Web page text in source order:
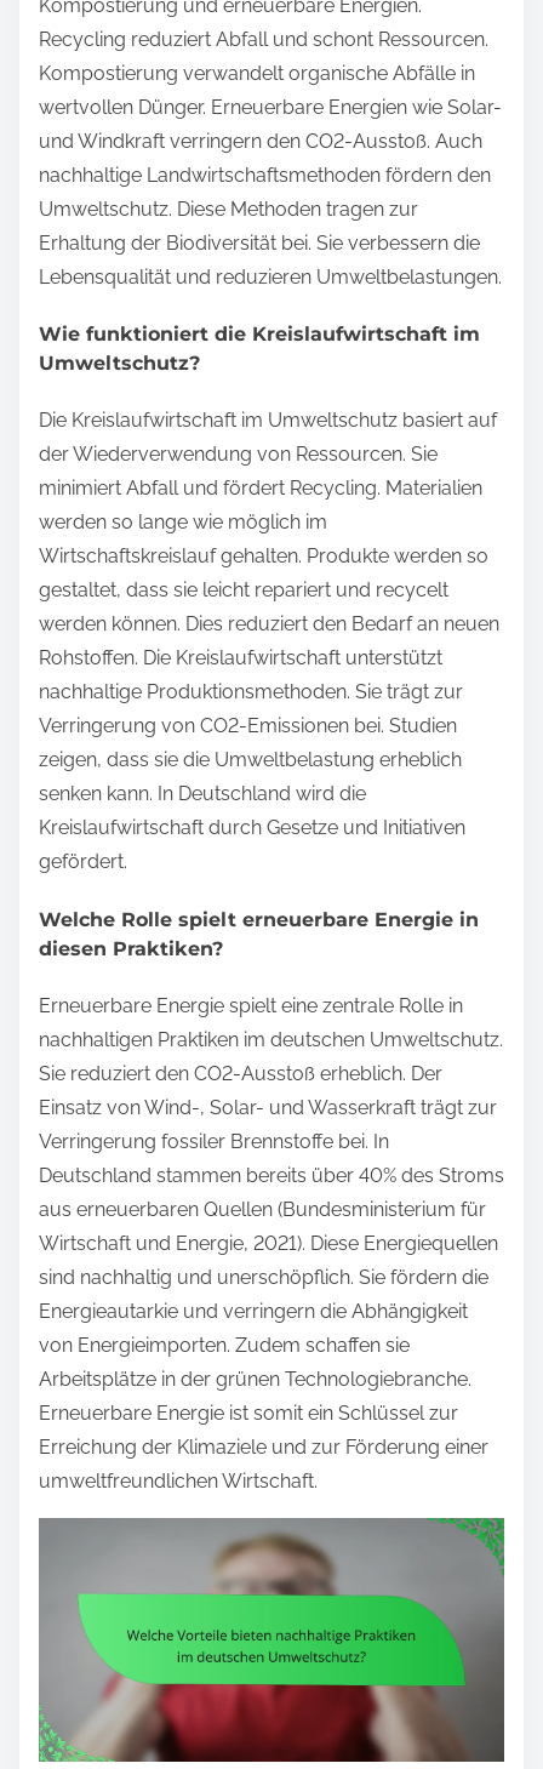
Kompostierung und erneuerbare Energien.
Recycling reduziert Abfall und schont Ressourcen.
Kompostierung verwandelt organische Abfälle in
wertvollen Dünger. Erneuerbare Energien wie Solar-
und Windkraft verringern den CO2-Ausstoß. Auch
nachhaltige Landwirtschaftsmethoden fördern den
Umweltschutz. Diese Methoden tragen zur
Erhaltung der Biodiversität bei. Sie verbessern die
Lebensqualität und reduzieren Umweltbelastungen.
Wie funktioniert die Kreislaufwirtschaft im
Umweltschutz?
Die Kreislaufwirtschaft im Umweltschutz basiert auf
der Wiederverwendung von Ressourcen. Sie
minimiert Abfall und fördert Recycling. Materialien
werden so lange wie möglich im
Wirtschaftskreislauf gehalten. Produkte werden so
gestaltet, dass sie leicht repariert und recycelt
werden können. Dies reduziert den Bedarf an neuen
Rohstoffen. Die Kreislaufwirtschaft unterstützt
nachhaltige Produktionsmethoden. Sie trägt zur
Verringerung von CO2-Emissionen bei. Studien
zeigen, dass sie die Umweltbelastung erheblich
senken kann. In Deutschland wird die
Kreislaufwirtschaft durch Gesetze und Initiativen
gefördert.
Welche Rolle spielt erneuerbare Energie in
diesen Praktiken?
Erneuerbare Energie spielt eine zentrale Rolle in
nachhaltigen Praktiken im deutschen Umweltschutz.
Sie reduziert den CO2-Ausstoß erheblich. Der
Einsatz von Wind-, Solar- und Wasserkraft trägt zur
Verringerung fossiler Brennstoffe bei. In
Deutschland stammen bereits über 40% des Stroms
aus erneuerbaren Quellen (Bundesministerium für
Wirtschaft und Energie, 2021). Diese Energiequellen
sind nachhaltig und unerschöpflich. Sie fördern die
Energieautarkie und verringern die Abhängigkeit
von Energieimporten. Zudem schaffen sie
Arbeitsplätze in der grünen Technologiebranche.
Erneuerbare Energie ist somit ein Schlüssel zur
Erreichung der Klimaziele und zur Förderung einer
umweltfreundlichen Wirtschaft.